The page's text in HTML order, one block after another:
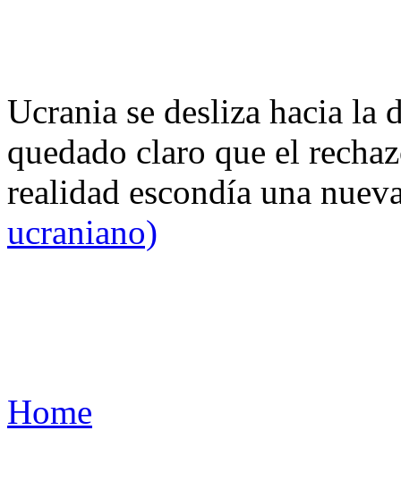
Ucrania se desliza hacia
quedado claro que el
realidad escondía una
ucraniano)
Home